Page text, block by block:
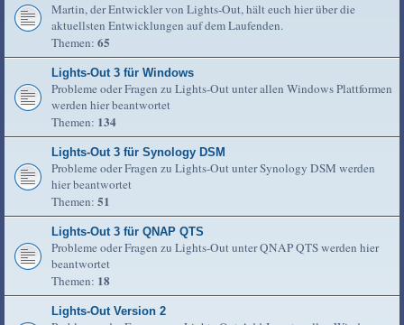
Martin, der Entwickler von Lights-Out, hält euch hier über die
aktuellsten Entwicklungen auf dem Laufenden.
Themen: 65
Lights-Out 3 für Windows
Probleme oder Fragen zu Lights-Out unter allen Windows Plattformen
werden hier beantwortet
Themen: 134
Lights-Out 3 für Synology DSM
Probleme oder Fragen zu Lights-Out unter Synology DSM werden
hier beantwortet
Themen: 51
Lights-Out 3 für QNAP QTS
Probleme oder Fragen zu Lights-Out unter QNAP QTS werden hier
beantwortet
Themen: 18
Lights-Out Version 2